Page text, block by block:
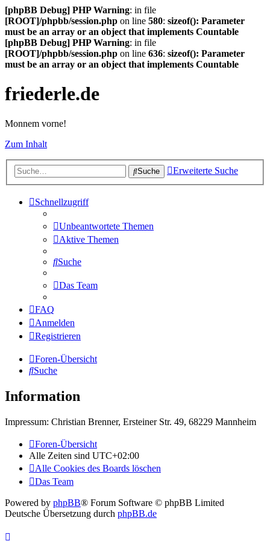
[phpBB Debug] PHP Warning: in file
[ROOT]/phpbb/session.php on line 580: sizeof(): Parameter
must be an array or an object that implements Countable
[phpBB Debug] PHP Warning: in file
[ROOT]/phpbb/session.php on line 636: sizeof(): Parameter
must be an array or an object that implements Countable
friederle.de
Monnem vorne!
Zum Inhalt
Suche Erweiterte Suche
Schnellzugriff
Unbeantwortete Themen
Aktive Themen
Suche
Das Team
FAQ
Anmelden
Registrieren
Foren-Übersicht
Suche
Information
Impressum: Christian Brenner, Ersteiner Str. 49, 68229 Mannheim
Foren-Übersicht
Alle Zeiten sind UTC+02:00
Alle Cookies des Boards löschen
Das Team
Powered by phpBB® Forum Software © phpBB Limited
Deutsche Übersetzung durch phpBB.de